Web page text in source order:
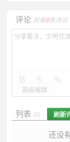
评论 共有0条评论
高级编辑
列表 (0) 刷新
还没